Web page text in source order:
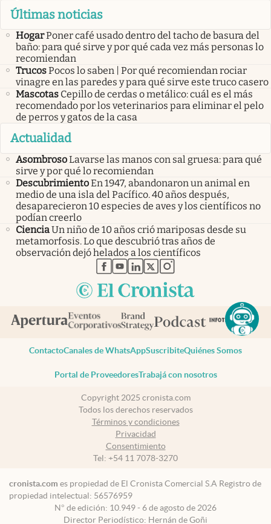
Últimas noticias
HogarPoner café usado dentro del tacho de basura del
baño: para qué sirve y por qué cada vez más personas lo
recomiendan
TrucosPocos lo saben | Por qué recomiendan rociar
vinagre en las paredes y para qué sirve este truco casero
Mascotas Cepillo de cerdas o metálico: cuál es el más
recomendado por los veterinarios para eliminar el pelo
de perros y gatos de la casa
Actualidad
AsombrosoLavarse las manos con sal gruesa: para qué
sirve y por qué lo recomiendan
DescubrimientoEn 1947, abandonaron un animal en
medio de una isla del Pacífico. 40 años después,
desaparecieron 10 especies de aves y los científicos no
podían creerlo
CienciaUn niño de 10 años crió mariposas desde su
metamorfosis. Lo que descubrió tras años de
observación dejó helados a los científicos
abre en nueva pestaña
abre en nueva pestaña
abre en nueva pestaña
abre en nueva pestaña
abre en nueva pestaña
ContactoCanales de WhatsAppSuscribiteQuiénes Somos
Portal de ProveedoresTrabajá con nosotros
Copyright 2025 cronista.com
Todos los derechos reservados
Términos y condiciones
Privacidad
Consentimiento
Tel: +54 11 7078-3270
cronista.com es propiedad de El Cronista Comercial S.A Registro de
propiedad intelectual: 56576959
N° de edición: 10.949 - 6 de agosto de 2026
Director Periodístico: Hernán de Goñi